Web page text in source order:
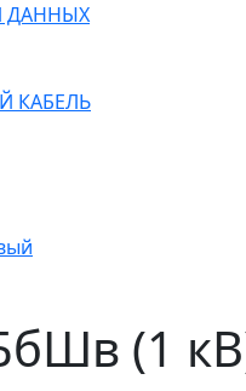
ДАННЫХ
КАБЕЛЬ
(1